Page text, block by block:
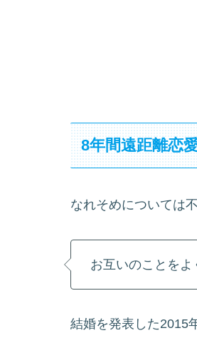
8年間遠距離恋
なれそめについては
お互いのことをよ
結婚を発表した2015